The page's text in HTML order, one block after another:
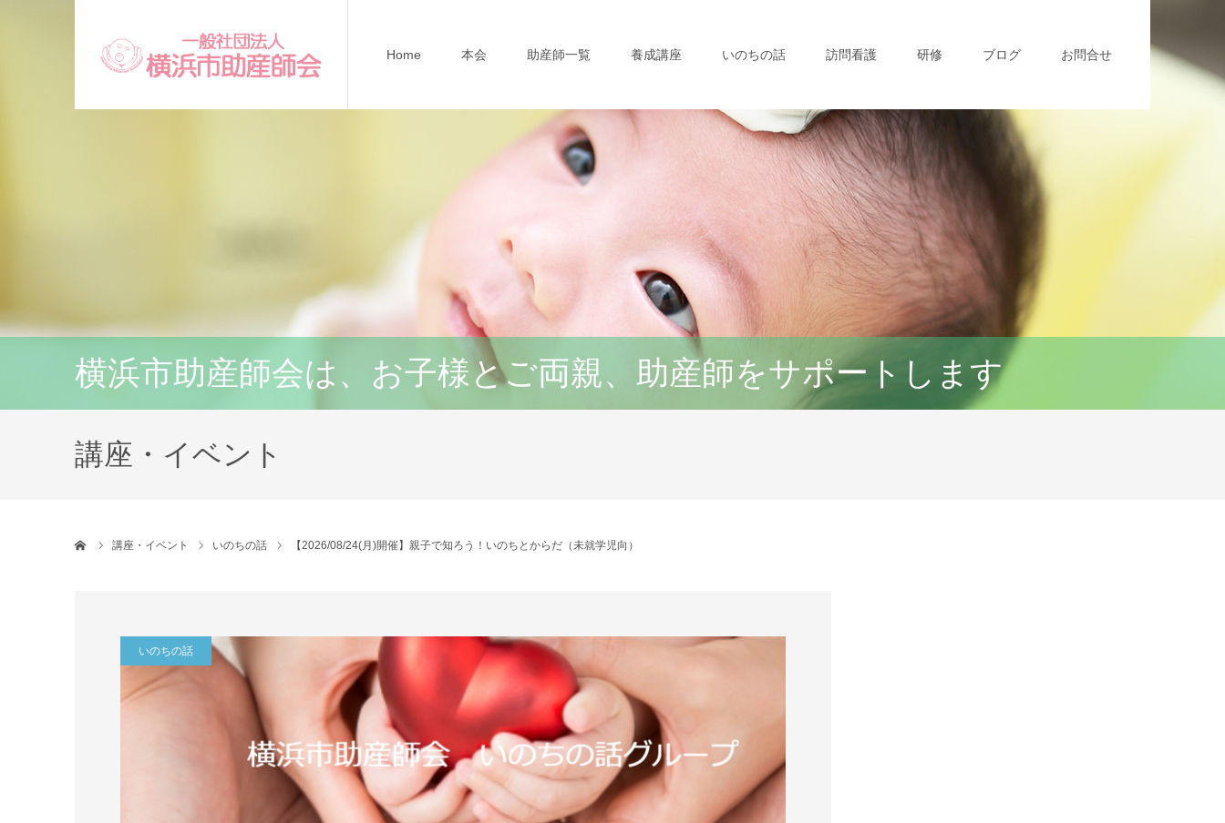
Home 本会 助産師一覧 養成講座 いのちの話 訪問看護 研修 ブログ お問合せ
横浜市助産師会は、お子様とご両親、助産師をサポートします
講座・イベント
講座・イベント いのちの話 【2026/08/24(月)開催】親子で知ろう！いのちとからだ（未就学児向）
いのちの話